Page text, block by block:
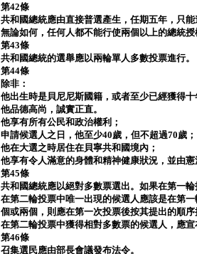
第42條
共和國總統應由直接普選產生，任期五年，只能
無論如何，任何人都不能行使兩個以上的總統授
第43條
共和國總統的選舉應以兩輪單人多數投票進行。
第44條
除非：
他出生時是貝尼尼斯國籍，或者至少已經獲得十
他品德高尚，誠實正直。
他享有所有公民和政治權利；
申請候選人之日，他至少40歲，但不超過70歲；
他在大選之時居住在貝寧共和國境內；
他享有令人滿意的身體和精神健康狀況，並由
第45條
共和國總統應以絕對多數票選出。如果在第一
在第二輪投票中唯一出現的候選人應該是在第
個或兩個，則應在第一次投票後按其提出的順序
在第二輪投票中獲得相對多數票的候選人，應宣
第46條
召集選民應由部長會議發布法令。